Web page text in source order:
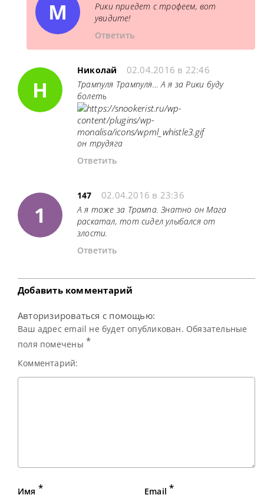
M
Рики приедет с трофеем, вот
увидите!
Ответить
Н
Николай 02.04.2016 в 22:46
Трампуля Трампуля… А я за Рики буду
болеть
он трудяга
Ответить
1
147 02.04.2016 в 23:36
А я тоже за Трампа. Знатно он Мага
раскатал, тот сидел улыбался от
злости.
Ответить
Добавить комментарий
Авторизироваться с помощью:
Ваш адрес email не будет опубликован. Обязательные
поля помечены *
Комментарий:
Имя * Email *